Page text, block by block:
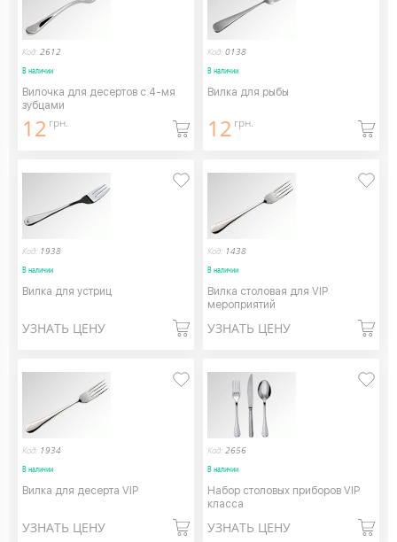
Код: 2612
В наличии
Вилочка для десертов с 4-мя
зубцами
12 грн.
Код: 0138
В наличии
Вилка для рыбы
12 грн.
Код: 1938
В наличии
Вилка для устриц
УЗНАТЬ ЦЕНУ
Код: 1438
В наличии
Вилка столовая для VIP
мероприятий
УЗНАТЬ ЦЕНУ
Код: 1934
В наличии
Вилка для десерта VIP
УЗНАТЬ ЦЕНУ
Код: 2656
В наличии
Набор столовых приборов VIP
класса
УЗНАТЬ ЦЕНУ